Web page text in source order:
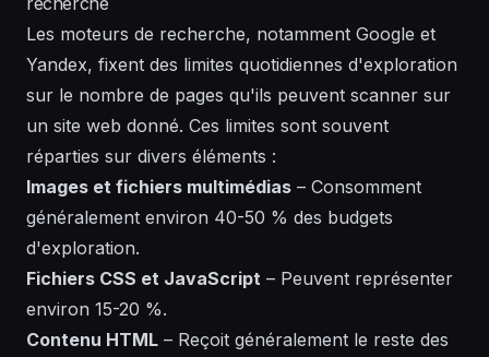
Les moteurs de recherche, notamment Google et
Yandex, fixent des limites quotidiennes d'exploration
sur le nombre de pages qu'ils peuvent scanner sur
un site web donné. Ces limites sont souvent
réparties sur divers éléments :
Images et fichiers multimédias – Consomment
généralement environ 40-50 % des budgets
d'exploration.
Fichiers CSS et JavaScript – Peuvent représenter
environ 15-20 %.
Contenu HTML – Reçoit généralement le reste des